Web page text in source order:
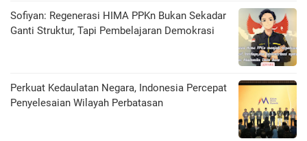
Sofiyan: Regenerasi HIMA PPKn Bukan Sekadar
Ganti Struktur, Tapi Pembelajaran Demokrasi
Perkuat Kedaulatan Negara, Indonesia Percepat
Penyelesaian Wilayah Perbatasan